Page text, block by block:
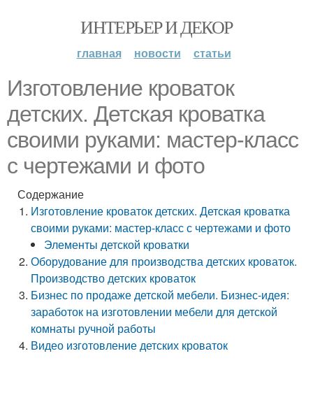
ИНТЕРЬЕР И ДЕКОР
главная новости статьи
Изготовление кроваток
детских. Детская кроватка
своими руками: мастер-класс
с чертежами и фото
Содержание
Изготовление кроваток детских. Детская кроватка
своими руками: мастер-класс с чертежами и фото
Элементы детской кроватки
Оборудование для производства детских кроваток.
Производство детских кроваток
Бизнес по продаже детской мебели. Бизнес-идея:
заработок на изготовлении мебели для детской
комнаты ручной работы
Видео изготовление детских кроваток